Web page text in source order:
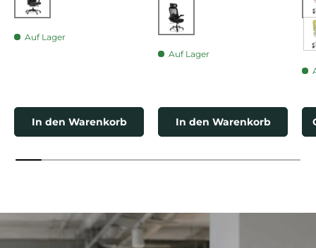
Schwarz
Auf Lager
In den Warenkorb
Schwarz
Auf Lager
In den Warenkorb